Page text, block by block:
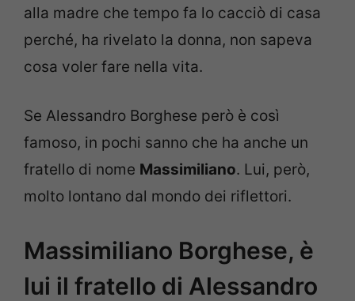
alla madre che tempo fa lo cacciò di casa
perché, ha rivelato la donna, non sapeva
cosa voler fare nella vita.
Se Alessandro Borghese però è così
famoso, in pochi sanno che ha anche un
fratello di nome Massimiliano. Lui, però,
molto lontano dal mondo dei riflettori.
Massimiliano Borghese, è
lui il fratello di Alessandro